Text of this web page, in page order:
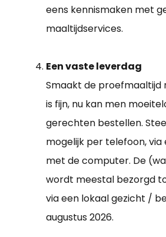
eens kennismaken met
maaltijdservices.
Een vaste leverdag
Smaakt de proefmaaltijd
is fijn, nu kan men
gerechten bestellen.
mogelijk per telefoon, via
met de computer. De
wordt meestal bezorgd
via een lokaal gezicht /
augustus 2026.